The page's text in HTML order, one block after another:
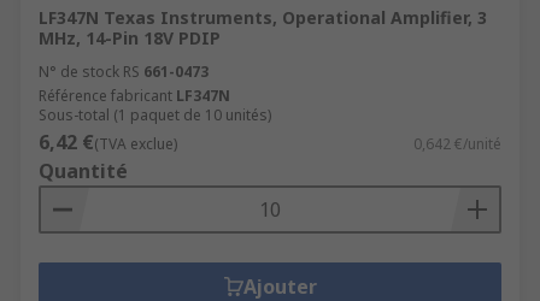
LF347N Texas Instruments, Operational Amplifier, 3
MHz, 14-Pin 18V PDIP
N° de stock RS 661-0473
Référence fabricant LF347N
Sous-total (1 paquet de 10 unités)
6,42 €(TVA exclue) 0,642 €/unité
Quantité
Ajouter